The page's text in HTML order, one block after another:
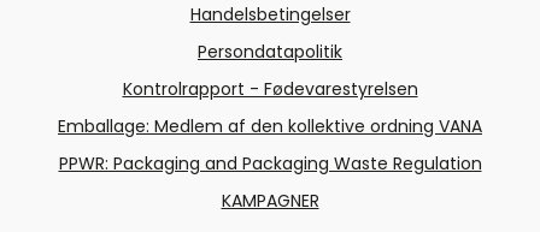
Handelsbetingelser
Persondatapolitik
Kontrolrapport - Fødevarestyrelsen
Emballage: Medlem af den kollektive ordning VANA
PPWR: Packaging and Packaging Waste Regulation
KAMPAGNER